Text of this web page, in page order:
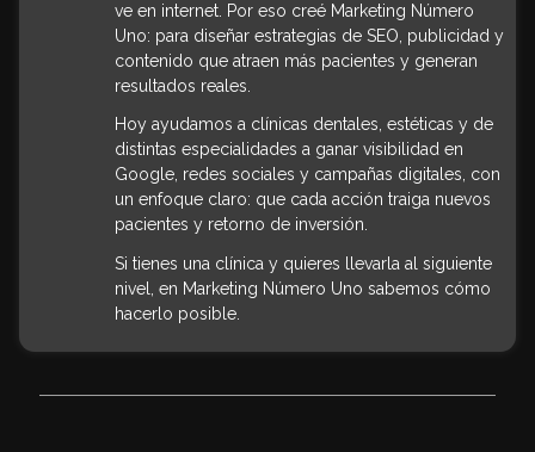
ve en internet. Por eso creé Marketing Número
Uno: para diseñar estrategias de SEO, publicidad y
contenido que atraen más pacientes y generan
resultados reales.
Hoy ayudamos a clínicas dentales, estéticas y de
distintas especialidades a ganar visibilidad en
Google, redes sociales y campañas digitales, con
un enfoque claro: que cada acción traiga nuevos
pacientes y retorno de inversión.
Si tienes una clínica y quieres llevarla al siguiente
nivel, en Marketing Número Uno sabemos cómo
hacerlo posible.